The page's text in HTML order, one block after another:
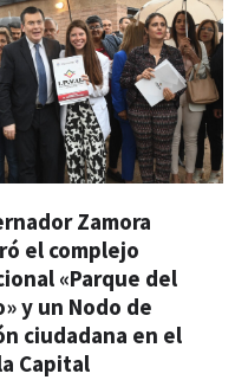
Zamora
el complejo
«Parque del
y un Nodo de
ciudadana en el
Capital